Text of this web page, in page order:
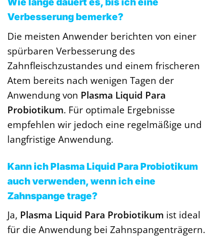
Verbesserung bemerke?
Die meisten Anwender berichten von einer
spürbaren Verbesserung des
Zahnfleischzustandes und einem frischeren
Atem bereits nach wenigen Tagen der
Anwendung von Plasma Liquid Para
Probiotikum. Für optimale Ergebnisse
empfehlen wir jedoch eine regelmäßige und
langfristige Anwendung.
Kann ich Plasma Liquid Para Probiotikum
auch verwenden, wenn ich eine
Zahnspange trage?
Ja, Plasma Liquid Para Probiotikum ist ideal
für die Anwendung bei Zahnspangenträgern.